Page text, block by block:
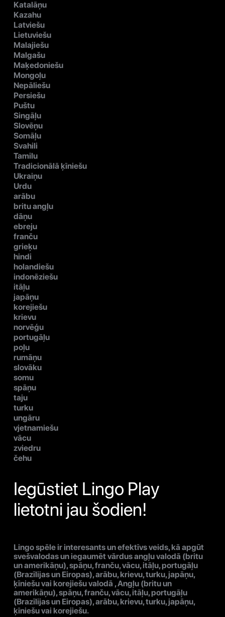
Katalāņu
Kazahu
Latviešu
Lietuviešu
Malajiešu
Malgašu
Maķedoniešu
Mongoļu
Nepāliešu
Persiešu
Puštu
Singāļu
Slovēņu
Somāļu
Svahili
Tamilu
Tradicionālā ķīniešu
Ukraiņu
Urdu
arābu
britu angļu
dāņu
ebreju
franču
grieķu
hindi
holandiešu
indonēziešu
itāļu
japāņu
korejiešu
krievu
norvēģu
portugāļu
poļu
rumāņu
slovāku
somu
spāņu
taju
turku
ungāru
vjetnamiešu
vācu
zviedru
čehu
Iegūstiet Lingo Play
lietotni jau šodien!
Lingo spēle ir interesants un efektīvs veids, kā apgūt
svešvalodas un iegaumēt vārdus angļu valodā (britu
un amerikāņu), spāņu, franču, vācu, itāļu, portugāļu
(Brazīlijas un Eiropas), arābu, krievu, turku, japāņu,
ķīniešu vai korejiešu valodā , Angļu (britu un
amerikāņu), spāņu, franču, vācu, itāļu, portugāļu
(Brazīlijas un Eiropas), arābu, krievu, turku, japāņu,
ķīniešu vai korejiešu.